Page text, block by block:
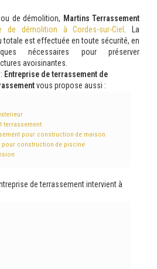
de démolition, Martins Terrassement
de démolition à Cordes-sur-Ciel . La
est effectuée en toute sécurité, en
nécessaires pour préserver
avoisinantes.
Entreprise de terrassement de
vous propose aussi :
terrassement
pour construction de maison
pour construction de piscine
de terrassement intervient à